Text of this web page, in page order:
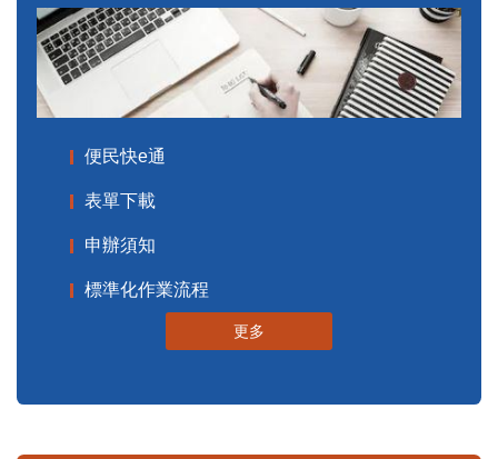
便民快e通
表單下載
申辦須知
標準化作業流程
更多